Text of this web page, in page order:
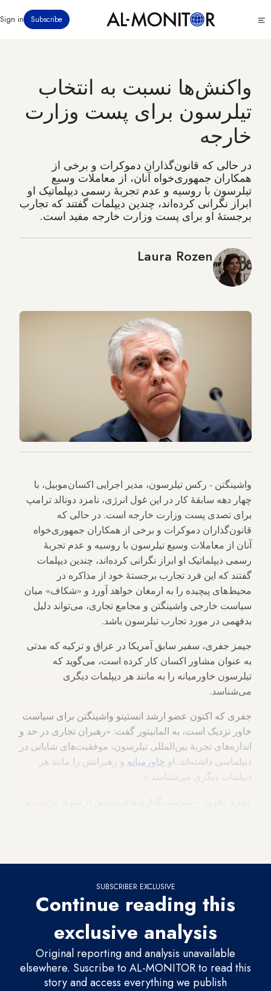
به
Subscribe
Sign in
واکنش‌ها نسبت به انتخاب
تیلرسون برای پست وزارت
خارجه
در حالی که قانون‌گذاران دموکرات و برخی از
همکاران جمهوری‌خواه آنان، از معاملات وسیع
تیلرسون با روسیه و عدم تجربهٔ رسمی دیپلماتیک او
ابراز نگرانی کرده‌اند، چندین دیپلمات گفتند که تجارب
برجسته‌ٔ او برای پست وزارت خارجه مفید است.
Laura Rozen
واشینگتن - رکس تیلرسون، مدیر اجرایی اکسان‌موبیل، با
چهار دهه سابقهٔ کار در این غول انرژی، نامزد دونالد ترامپ
برای تصدی پست وزارت خارجه است. در حالی که
قانون‌گذاران دموکرات و برخی از همکاران جمهوری‌خواه
آنان از معاملات وسیع تیلرسون با روسیه و عدم تجربهٔ
رسمی دیپلماتیک او ابراز نگرانی کرده‌اند، چندین دیپلمات
گفتند که این فرد تجارب برجسته‌ٔ خود از مذاکره در
محیط‌های پیچیده را به ارمغان خواهد آورد و «شکاف» میان
سیاست خارجی واشینگتن و مجامع تجاری، می‌تواند دلیل
بدفهمی در مورد تجارب تیلرسون باشد.
جیمز جفری، سفیر سابق آمریکا در عراق و ترکیه که مدتی
به عنوان مشاور اکسان کار کرده است، می‌گوید که
تیلرسون خاورمیانه را به مانند هر دیپلمات دیگری
می‌شناسد.
جفری که اکنون عضو ارشد انستیتو واشینگتن برای سیاست
خاور نزدیک است، به المانیتور گفت: «رهبران تجاری در حد و
اندازه‌های تجربهٔ بین‌المللی تیلرسون، موفقیت‌های شایانی در
دیپلماسی داشته‌اند. او خاورمیانه و رهبرانش را مانند هر
دیپلمات دیگری می‌شناسد.»
SUBSCRIBER EXCLUSIVE
Continue reading this
exclusive analysis
Original reporting and analysis unavailable
elsewhere. Suscribe to AL-MONITOR to read this
story and access everything we publish